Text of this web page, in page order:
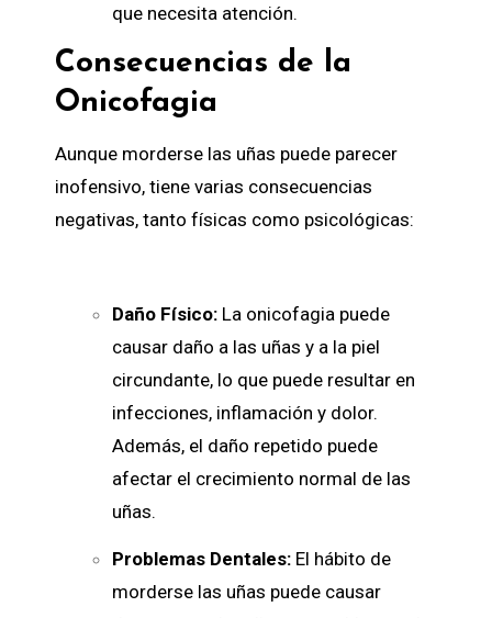
que necesita atención.
Consecuencias de la
Onicofagia
Aunque morderse las uñas puede parecer
inofensivo, tiene varias consecuencias
negativas, tanto físicas como psicológicas:
Daño Físico: La onicofagia puede
causar daño a las uñas y a la piel
circundante, lo que puede resultar en
infecciones, inflamación y dolor.
Además, el daño repetido puede
afectar el crecimiento normal de las
uñas.
Problemas Dentales: El hábito de
morderse las uñas puede causar